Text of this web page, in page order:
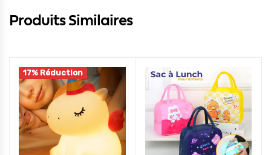
Produits Similaires
17% Réduction